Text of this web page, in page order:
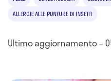
ALLERGIE ALLE PUNTURE DI INSETTI
Ultimo aggiornamento –